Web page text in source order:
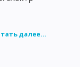
далее...